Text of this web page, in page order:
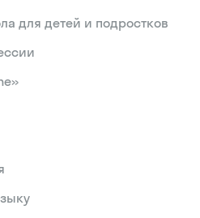
для детей и подростков